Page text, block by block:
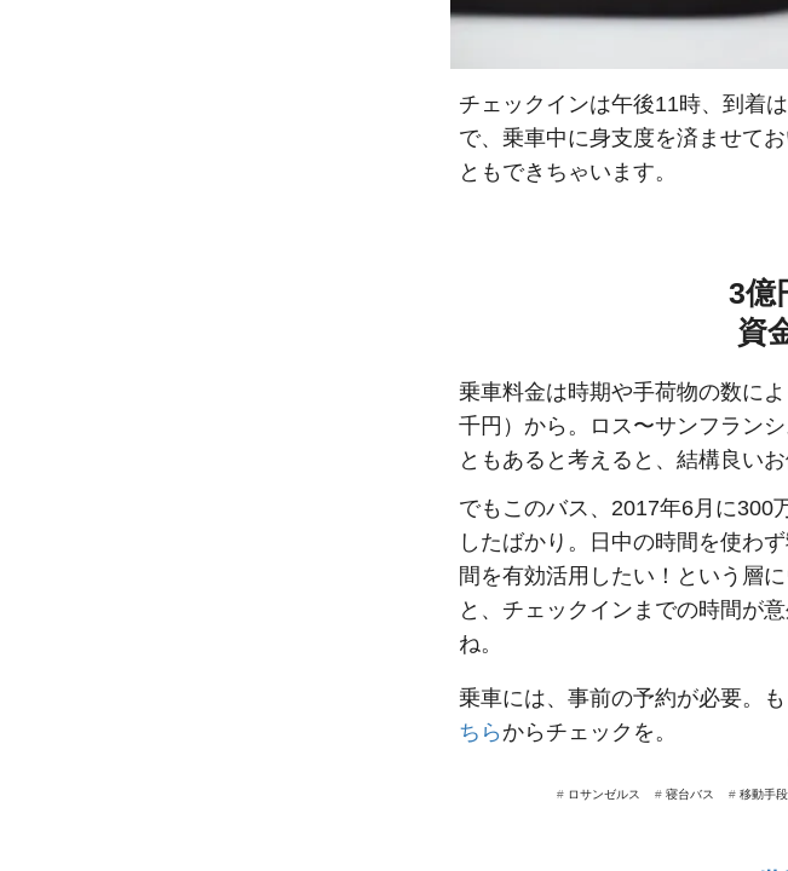
チェックインは午後11時、到着
で、乗車中に身支度を済ませて
ともできちゃいます。
3億
資
乗車料金は時期や手荷物の数に
千円）から。ロス〜サンフラン
ともあると考えると、結構良いお
でもこのバス、2017年6月に300
したばかり。日中の時間を使わ
間を有効活用したい！という層
と、チェックインまでの時間が
ね。
乗車には、事前の予約が必要。
ちらからチェックを。
# 移動手段
# 寝台バス
# ロサンゼルス